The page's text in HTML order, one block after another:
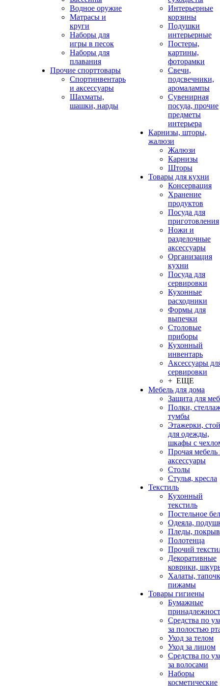
Водное оружие
Матрасы и
круги
Наборы для
игры в песок
Наборы для
плавания
Прочие спорттовары
Спортинвентарь
и аксессуары
Шахматы,
шашки, нарды
Интерьерные
корзины
Подушки
интерьерные
Постеры,
картины,
фоторамки
Свечи,
подсвечники,
аромалампы
Сувенирная
посуда, прочие
предметы
интерьера
Карнизы, шторы,
жалюзи
Жалюзи
Карнизы
Шторы
Товары для кухни
Консервация
Хранение
продуктов
Посуда для
приготовления
Ножи и
разделочные
аксессуары
Организация
кухни
Посуда для
сервировки
Кухонные
расходники
Формы для
выпечки
Столовые
приборы
Кухонный
инвентарь
Аксессуары
сервировки
+ ЕЩЕ
Мебель для дома
Защита для
Полки,
тумбы
Этажерки,
для одежды,
шкафы с
Прочая мебель
аксессуары
Столы
Стулья, кресла
Текстиль
Кухонный
текстиль
Постельное
Одеяла,
Пледы,
Полотенца
Прочий
Декоративные
коврики,
Халаты,
пижамы
Товары гигиены
Бумажные
Средства по
за полостью
Уход за телом
Уход за лицом
Средства по
за волосами
Наборы
косметические